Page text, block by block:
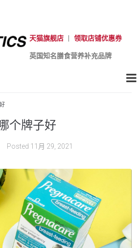
天猫旗舰店 领取店铺优惠券
英国知名膳食营养补充品牌
个牌子好
Posted 11月 29, 2021